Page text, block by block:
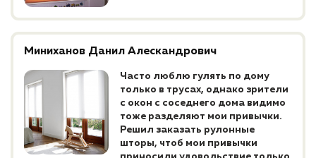
Миниханов Данил Алескандрович
Часто люблю гулять по дому
только в трусах, однако зрители
с окон с соседнего дома видимо
тоже разделяют мои привычки.
Решил заказать рулонные
шторы, чтоб мои привычки